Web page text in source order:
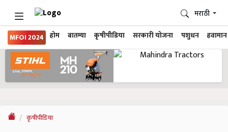
MFOI 2024 होम बातम्या कृषीपीडिया सरकारी योजना पशुधन हवामान
मराठी
कृषीपीडिया